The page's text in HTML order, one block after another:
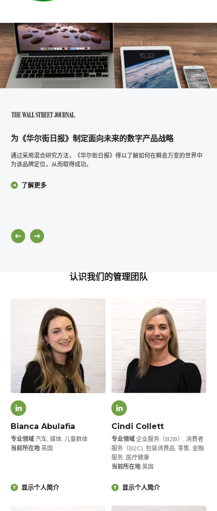
为《华尔街日报》制定面向未来的数字产品战略
通过采用混合研究方法，《华尔街日报》得以了解如何在瞬息万变的世界中
为该品牌定位，从而取得成功。
了解更多
认识我们的管理团队
Bianca Abulafia
专业领域汽车, 媒体, 儿童群体
当前所在地英国
显示个人简介
Cindi Collett
专业领域 企业服务（B2B）, 消费者
服务（B2C), 包装消费品, 零售, 金融
服务, 医疗健康
当前所在地 英国
显示个人简介